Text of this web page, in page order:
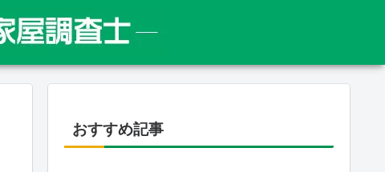
おすすめ記事